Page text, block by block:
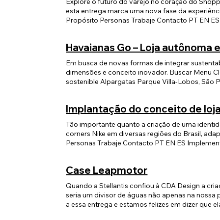
esta entrega marca uma nova fase da
Propósito Personas Trabaje Contacto PT EN
un enfoque especial en el público femenino, la
directrices globales con excelencia operativa.
de la tienda refuerza el posicionamiento de
representa un nuevo estándar de referencia
Havaianas Go – Loja autônoma
Em busca de novas formas de integrar
dimensões e conceito inovador. Buscar Menu
sostenible Alpargatas Parque Villa-Lobos, São
en el uso consciente de materiales. La
con la economía circular. Con una línea
completar la compra sin necesidad de
replicable y de fácil implementación.
lugares con agilidad, eficiencia y
Implantação do conceito de
Tão importante quanto a criação de uma
corners Nike em diversas regiões do Brasil,
Personas Trabaje Contacto PT EN ES
comerciales de Brasil, busca ofrecer modelos
una experiencia de compra única. Resultado
proporcionando una experiencia coherente y
Case Leapmotor
Quando a Stellantis confiou à CDA Design a
seria um divisor de águas não apenas na
a essa entrega e estamos felizes em dizer que